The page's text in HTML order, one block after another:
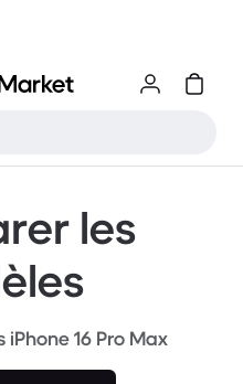
les
iPhone 16 Pro Max